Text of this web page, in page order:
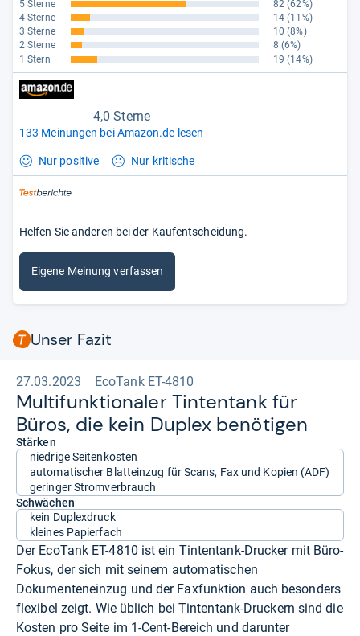
5 Sterne 82 (62%)
4 Sterne
14 (11%)
3 Sterne
10 (8%)
2 Sterne
8 (6%)
1 Stern
19 (14%)
4,0 Sterne
133 Meinungen bei Amazon.de lesen
Nur positive Nur kritische
Helfen Sie anderen bei der Kaufentscheidung.
Eigene Meinung verfassen
Unser Fazit
27.03.2023 EcoTank ET-4810
Mul­ti­funk­tio­na­ler Tin­ten­tank für
Büros, die kein Duplex benö­ti­gen
Stärken
niedrige Seitenkosten
automatischer Blatteinzug für Scans, Fax und Kopien (ADF)
geringer Stromverbrauch
Schwächen
kein Duplexdruck
kleines Papierfach
Der EcoTank ET-4810 ist ein Tintentank-Drucker mit Büro-
Fokus, der sich mit seinem automatischen
Dokumenteneinzug und der Faxfunktion auch besonders
flexibel zeigt. Wie üblich bei Tintentank-Druckern sind die
Kosten pro Seite im 1-Cent-Bereich und darunter